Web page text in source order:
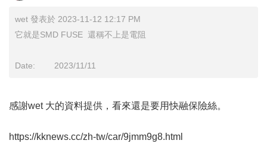
wet 發表於 2023-11-12 12:17 PM
它就是SMD FUSE 還稱不上是電阻
Date: 2023/11/11
感謝wet 大的資料提供，看來還是要用快融保險絲。
https://kknews.cc/zh-tw/car/9jmm9g8.html